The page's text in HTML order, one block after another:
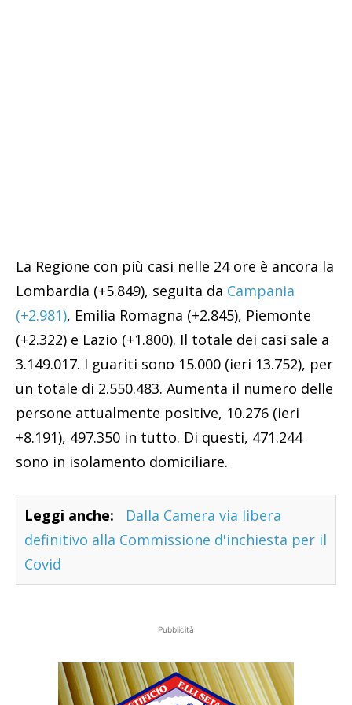
La Regione con più casi nelle 24 ore è ancora la
Lombardia (+5.849), seguita da Campania
(+2.981), Emilia Romagna (+2.845), Piemonte
(+2.322) e Lazio (+1.800). Il totale dei casi sale a
3.149.017. I guariti sono 15.000 (ieri 13.752), per
un totale di 2.550.483. Aumenta il numero delle
persone attualmente positive, 10.276 (ieri
+8.191), 497.350 in tutto. Di questi, 471.244
sono in isolamento domiciliare.
Leggi anche:
Dalla Camera via libera
definitivo alla Commissione d'inchiesta per il
Covid
Pubblicità